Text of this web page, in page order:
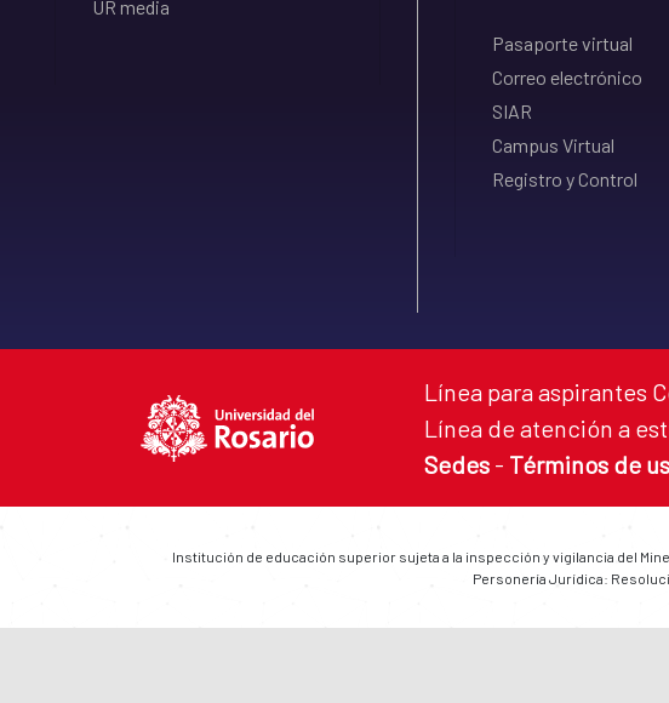
UR media
Pasaporte virtual
Correo electrónico
SIAR
Campus Virtual
Registro y Control
Línea para aspirantes
Línea de atención a
Sedes - Términos de
Institución de educación superior sujeta a la inspección y vigilancia del
Personería Jurídica: